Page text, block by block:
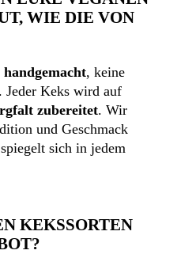
WIE DIE VON
handgemacht, keine
Jeder Keks wird auf
zubereitet. Wir
und Geschmack
sich in jedem
KEKSSORTEN